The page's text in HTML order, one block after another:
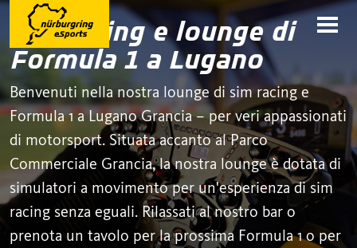
Sim racing e lounge di
Formula 1 a Lugano
Benvenuti nella nostra lounge di sim racing e
Formula 1 a Lugano Grancia – per veri appassionati
di motorsport. Situata accanto al Parco
Commerciale Grancia, la nostra lounge è dotata di
simulatori a movimento per un'esperienza di sim
racing senza eguali. Rilassati al nostro bar o
prenota un tavolo per la prossima Formula 1 o per